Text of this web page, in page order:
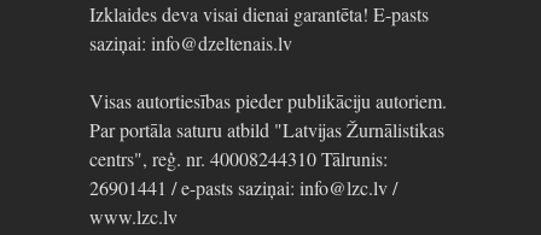
Izklaides deva visai dienai garantēta! E-pasts
saziņai: info@dzeltenais.lv
Visas autortiesības pieder publikāciju autoriem.
Par portāla saturu atbild "Latvijas Žurnālistikas
centrs", reģ. nr. 40008244310 Tālrunis:
26901441 / e-pasts saziņai: info@lzc.lv /
www.lzc.lv